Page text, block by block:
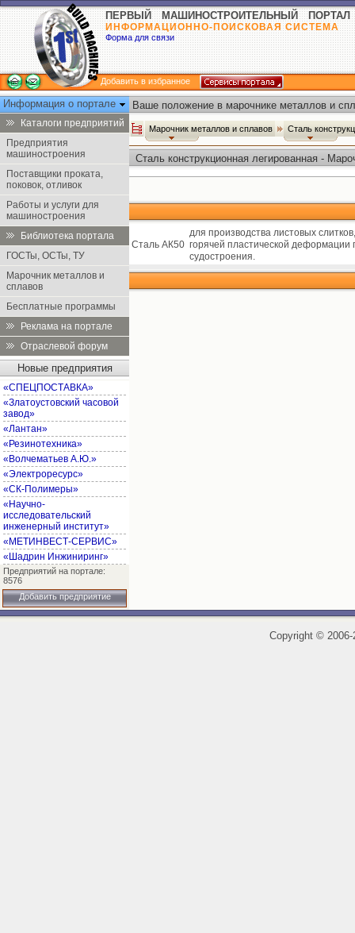
ПЕРВЫЙ МАШИНОСТРОИТЕЛЬНЫЙ ПОРТАЛ
ИНФОРМАЦИОННО-ПОИСКОВАЯ СИСТЕМА
Форма для связи
Добавить в избранное
Информация о портале
Каталоги предприятий
Предприятия
машиностроения
Поставщики проката,
поковок, отливок
Работы и услуги для
машиностроения
Библиотека портала
ГОСТы, ОСТы, ТУ
Марочник металлов и
сплавов
Бесплатные программы
Реклама на портале
Отраслевой форум
Новые предприятия
«СПЕЦПОСТАВКА»
«Златоустовский часовой
завод»
«Лантан»
«Резинотехника»
«Волчематьев А.Ю.»
«Электроресурс»
«СК-Полимеры»
«Научно-
исследовательский
инженерный институт»
«МЕТИНВЕСТ-СЕРВИС»
«Шадрин Инжиниринг»
Предприятий на портале:
8576
Добавить предприятие
Ваше положение в марочнике металлов и
Марочник металлов и сплавов Сталь
Сталь конструкционная легированная -
Сталь АК50
для производства листовых
горячей пластической деформации
судостроения.
Copyright ©